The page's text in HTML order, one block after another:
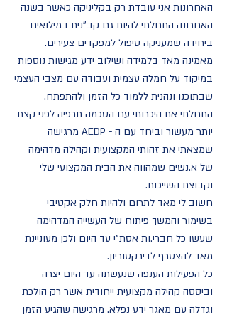
האחרונות אני עובדת רק בקליניקה כאשר בשנה
האחרונה התחלתי להיות גם קב"נית במילואים
ביחידה שמעניקה טיפול למפקדים צעירים.
מאמינה מאד בלמידה ושילוב ידע מגישות נוספות
במיקוד על חמלה עצמית ועבודה עם מצבי העצמי
שבתוכנו ונהנית ללמוד כל הזמן ולהתפתח.
התחלתי את היכרותי עם הסכמה תרפיה לפני קצת
יותר מעשור וביחד עם ה - AEDP מרגישה
שמצאתי את זהותי המקצועית וקהילה מדהימה
של א.נשים שמהווה את הבית המקצועי שלי
וקבוצת השייכות.
חשוב לי מאד לתרום ולהיות חלק אקטיבי
בשימור והמשך פיתוח של העשייה המדהימה
שעשו כל חברי.ות אסת"י עד היום ולכן מעוניינת
מאד להצטרף לדירקטוריון.
כל הפעילות הענפה שנעשתה עד היום יצרה
וביססה קהילה מקצועית ייחודית אשר רק הולכת
וגדלה עם מאגר ידע נפלא. מרגישה שהגיע הזמן